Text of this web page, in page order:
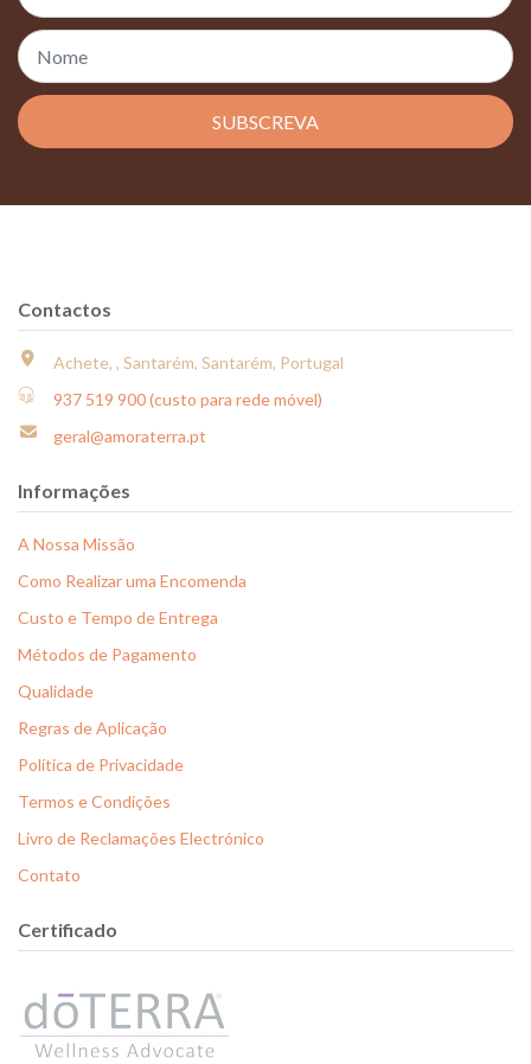
SUBSCREVA
Contactos
Achete, , Santarém, Santarém, Portugal
937 519 900 (custo para rede móvel)
geral@amoraterra.pt
Informações
A Nossa Missão
Como Realizar uma Encomenda
Custo e Tempo de Entrega
Métodos de Pagamento
Qualidade
Regras de Aplicação
Política de Privacidade
Termos e Condições
Livro de Reclamações Electrónico
Contato
Certificado